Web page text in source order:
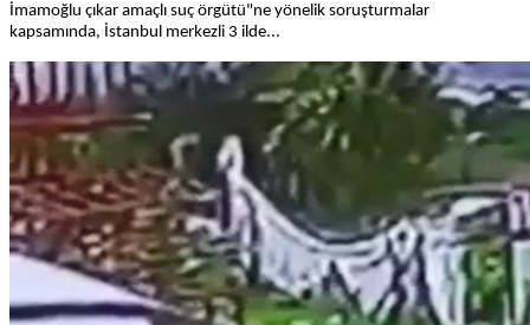
İmamoğlu çıkar amaçlı suç örgütü"ne yönelik soruşturmalar
kapsamında, İstanbul merkezli 3 ilde...